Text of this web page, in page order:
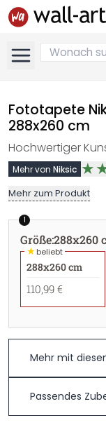
Fototapete
288x260 cm
Hochwertiger
Mehr von Niksic
Mehr zum Produkt
1
Größe:288x260
★beliebt
288x260 cm
110,99 €
Mehr mit
Passendes